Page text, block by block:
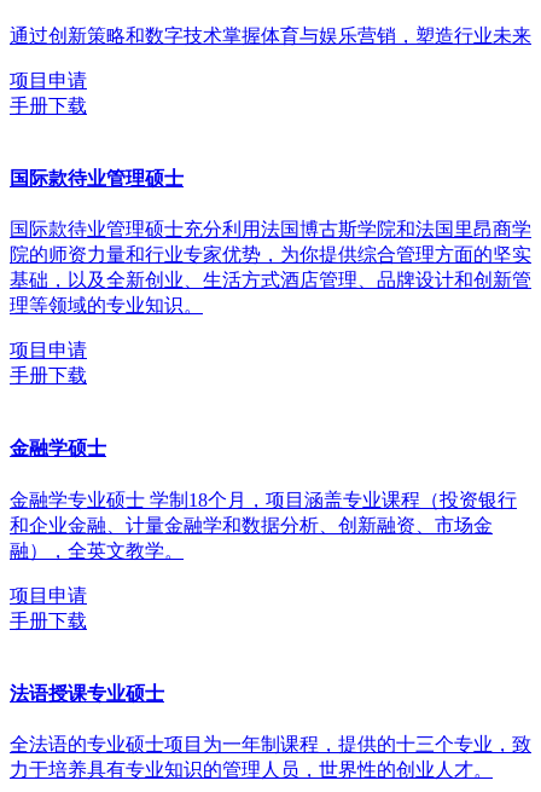
通过创新策略和数字技术掌握体育与娱乐营销，塑造行业未来
项目申请
手册下载
国际款待业管理硕士
国际款待业管理硕士充分利用法国博古斯学院和法国里昂商学
院的师资力量和行业专家优势，为你提供综合管理方面的坚实
基础，以及全新创业、生活方式酒店管理、品牌设计和创新管
理等领域的专业知识。
项目申请
手册下载
金融学硕士
金融学专业硕士 学制18个月，项目涵盖专业课程（投资银行
和企业金融、计量金融学和数据分析、创新融资、市场金
融），全英文教学。
项目申请
手册下载
法语授课专业硕士
全法语的专业硕士项目为一年制课程，提供的十三个专业，致
力于培养具有专业知识的管理人员，世界性的创业人才。